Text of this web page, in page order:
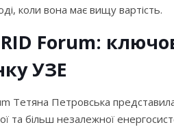
коли вона має вищу вартість.
Forum:
УЗЕ
Тетяна Петровська
та більш незалежної